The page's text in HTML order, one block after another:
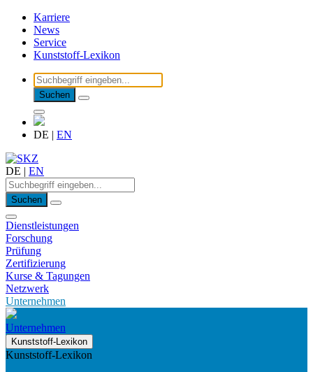
Karriere
News
Service
Kunststoff-Lexikon
Suchen
DE | EN
DE | EN
Suchen
Dienstleistungen
Forschung
Prüfung
Zertifizierung
Kurse & Tagungen
Netzwerk
Unternehmen
Unternehmen
Kunststoff-Lexikon
Kunststoff-Lexikon